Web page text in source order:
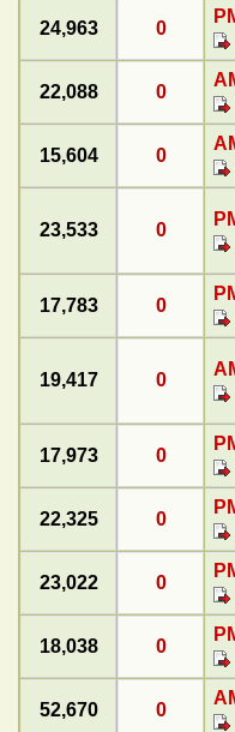
0
24,963
0
22,088
0
15,604
0
23,533
0
17,783
0
19,417
0
17,973
0
22,325
0
23,022
0
18,038
0
52,670